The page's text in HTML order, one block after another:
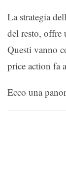
La strategia
del resto, offre
Questi vanno
price action fa
Ecco una